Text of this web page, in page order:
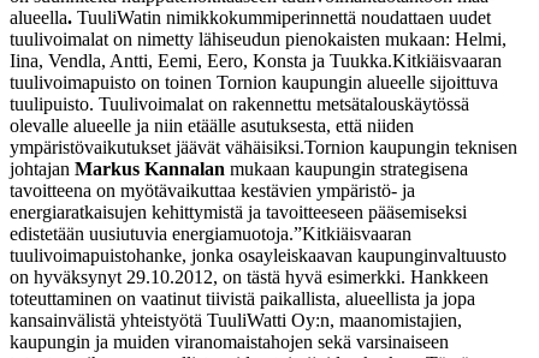
alueella. TuuliWatin nimikkokummiperinnettä noudattaen uudet
tuulivoimalat on nimetty lähiseudun pienokaisten mukaan: Helmi,
Iina, Vendla, Antti, Eemi, Eero, Konsta ja Tuukka.Kitkiäisvaaran
tuulivoimapuisto on toinen Tornion kaupungin alueelle sijoittuva
tuulipuisto. Tuulivoimalat on rakennettu metsätalouskäytössä
olevalle alueelle ja niin etäälle asutuksesta, että niiden
ympäristövaikutukset jäävät vähäisiksi.Tornion kaupungin teknisen
johtajan Markus Kannalan mukaan kaupungin strategisena
tavoitteena on myötävaikuttaa kestävien ympäristö- ja
energiaratkaisujen kehittymistä ja tavoitteeseen pääsemiseksi
edistetään uusiutuvia energiamuotoja.”Kitkiäisvaaran
tuulivoimapuistohanke, jonka osayleiskaavan kaupunginvaltuusto
on hyväksynyt 29.10.2012, on tästä hyvä esimerkki. Hankkeen
toteuttaminen on vaatinut tiivistä paikallista, alueellista ja jopa
kansainvälistä yhteistyötä TuuliWatti Oy:n, maanomistajien,
kaupungin ja muiden viranomaistahojen sekä varsinaiseen